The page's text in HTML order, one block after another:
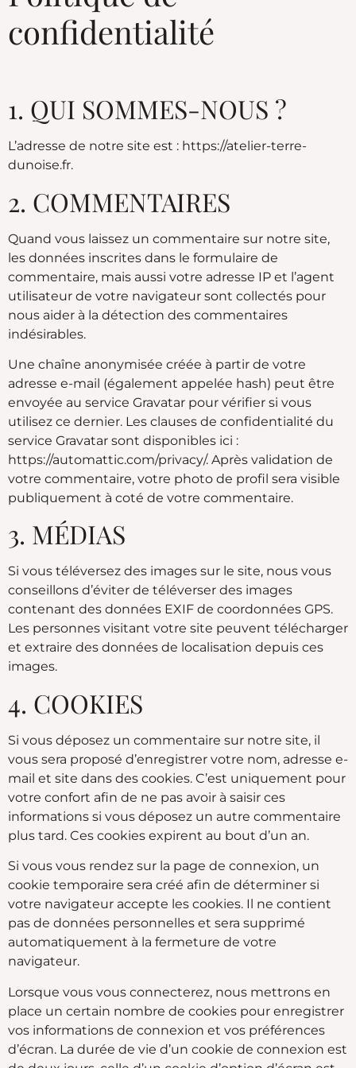
confidentialité
1. QUI SOMMES-NOUS ?
L’adresse de notre site est : https://atelier-terre-
dunoise.fr.
2. COMMENTAIRES
Quand vous laissez un commentaire sur notre site,
les données inscrites dans le formulaire de
commentaire, mais aussi votre adresse IP et l’agent
utilisateur de votre navigateur sont collectés pour
nous aider à la détection des commentaires
indésirables.
Une chaîne anonymisée créée à partir de votre
adresse e-mail (également appelée hash) peut être
envoyée au service Gravatar pour vérifier si vous
utilisez ce dernier. Les clauses de confidentialité du
service Gravatar sont disponibles ici :
https://automattic.com/privacy/. Après validation de
votre commentaire, votre photo de profil sera visible
publiquement à coté de votre commentaire.
3. MÉDIAS
Si vous téléversez des images sur le site, nous vous
conseillons d’éviter de téléverser des images
contenant des données EXIF de coordonnées GPS.
Les personnes visitant votre site peuvent télécharger
et extraire des données de localisation depuis ces
images.
4. COOKIES
Si vous déposez un commentaire sur notre site, il
vous sera proposé d’enregistrer votre nom, adresse e-
mail et site dans des cookies. C’est uniquement pour
votre confort afin de ne pas avoir à saisir ces
informations si vous déposez un autre commentaire
plus tard. Ces cookies expirent au bout d’un an.
Si vous vous rendez sur la page de connexion, un
cookie temporaire sera créé afin de déterminer si
votre navigateur accepte les cookies. Il ne contient
pas de données personnelles et sera supprimé
automatiquement à la fermeture de votre
navigateur.
Lorsque vous vous connecterez, nous mettrons en
place un certain nombre de cookies pour enregistrer
vos informations de connexion et vos préférences
d’écran. La durée de vie d’un cookie de connexion est